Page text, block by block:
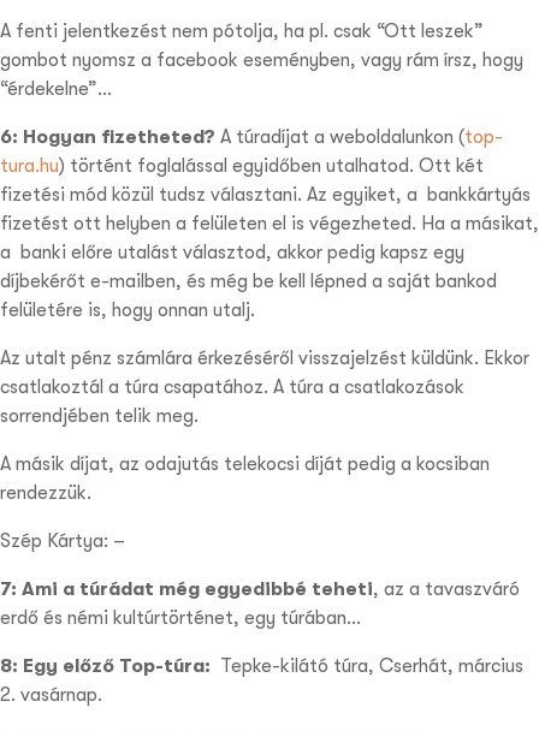
A fenti jelentkezést nem pótolja, ha pl. csak “Ott leszek”
gombot nyomsz a facebook eseményben, vagy rám írsz, hogy
“érdekelne”…
6: Hogyan fizetheted? A túradíjat a weboldalunkon (top-
tura.hu) történt foglalással egyidőben utalhatod. Ott két
fizetési mód közül tudsz választani. Az egyiket, a
bankkártyás
fizetést ott helyben a felületen el is végezheted. Ha a másikat,
a
banki előre utalást választod, akkor pedig kapsz egy
díjbekérőt e-mailben, és még be kell lépned a saját bankod
felületére is, hogy onnan utalj.
Az utalt pénz számlára érkezéséről visszajelzést küldünk. Ekkor
csatlakoztál a túra csapatához. A túra a csatlakozások
sorrendjében telik meg.
A másik díjat, az odajutás telekocsi díját pedig a kocsiban
rendezzük.
Szép Kártya: –
7: Ami a túrádat még egyedibbé teheti, az a tavaszváró
erdő és némi kultúrtörténet, egy túrában…
8: Egy előző Top-túra: Tepke-kilátó túra, Cserhát, március
2. vasárnap.